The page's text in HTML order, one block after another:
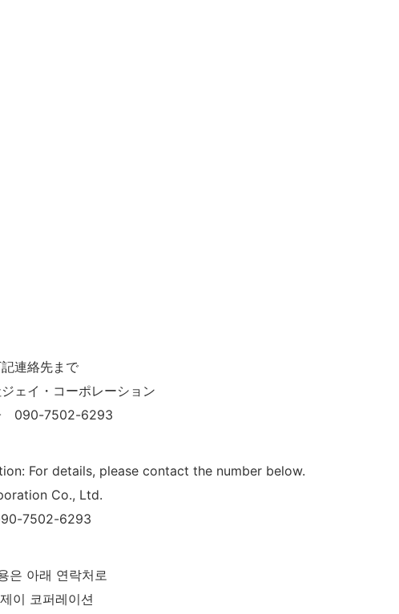
連絡先まで
ェイ・コーポレーション
7502-6293
For details, please contact the number below.
Co., Ltd.
7502-6293
은 아래 연락처로
이 코퍼레이션